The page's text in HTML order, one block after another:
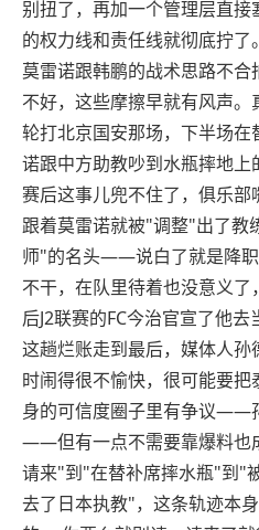
别扭了，再加一个管理层直
的权力线和责任线就彻底拧了。
莫雷诺跟韩鹏的战术思路不
不好，这些摩擦早就有风声
轮打北京国安那场，下半场
诺跟中方助教吵到水瓶摔地上
赛后这事儿兜不住了，俱乐
跟着莫雷诺就被"调整"出了教
师"的名头——说白了就是降
不干，在队里待着也没意义
后J2联赛的FC今治官宣了他去
这趟烂账走到最后，媒体人
时闹得很不愉快，很可能要把
身的可信度圈子里有争议——
——但有一点不需要靠爆料也
请来"到"在替补席摔水瓶"到"
去了日本执教"，这条轨迹本